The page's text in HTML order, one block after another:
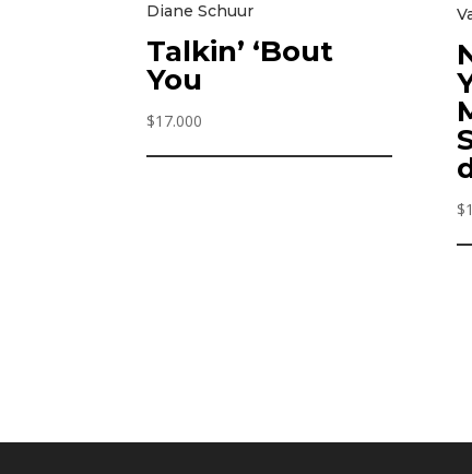
Diane Schuur
Talkin’ ‘Bout
You
$17.000
$